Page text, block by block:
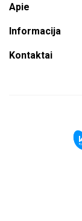
Apie
Informacija
Kontaktai